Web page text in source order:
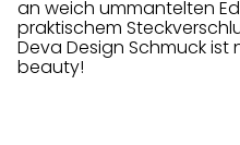
an weich ummantelten
praktischem
Deva Design Schmuck ist
beauty!